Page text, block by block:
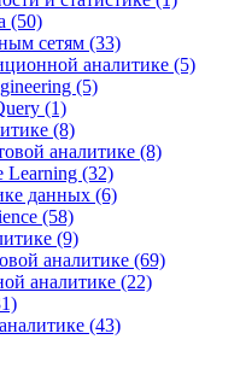
(50)
сетям (33)
аналитике (5)
(5)
(1)
(8)
аналитике (8)
Learning (32)
данных (6)
(58)
(9)
аналитике (69)
аналитике (22)
(43)